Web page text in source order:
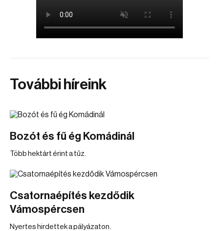
További híreink
Bozót és fű ég Komádinál
Több hektárt érint a tűz.
Csatornaépítés kezdődik
Vámospércsen
Nyertes hirdettek a pályázaton.